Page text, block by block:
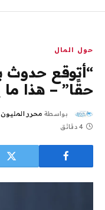
حول المال
“أتوقع حدوث
حقًا” – هذا ما
بواسطة محرر المليون
4 دقائق